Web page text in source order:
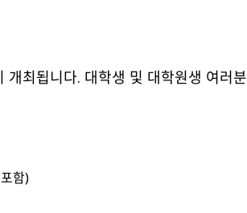
최됩니다. 대학생 및 대학원생 여러분
함)